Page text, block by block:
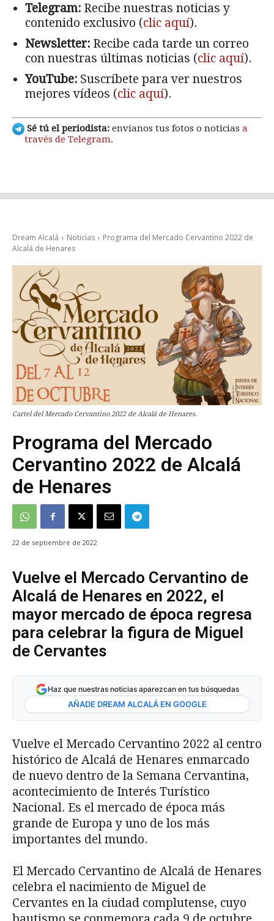
Telegram: Recibe nuestras noticias y
contenido exclusivo (clic aquí).
Newsletter: Recibe cada tarde un correo
con nuestras últimas noticias (clic aquí).
YouTube: Suscríbete para ver nuestros
mejores vídeos (clic aquí).
Sé tú el periodista: envíanos tus fotos o noticias a
través de Telegram.